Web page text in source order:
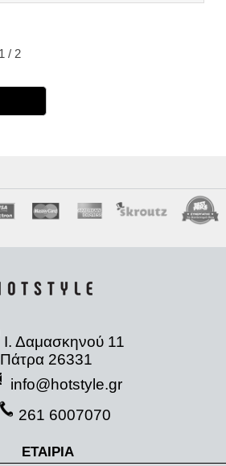
1 / 2
Ι. Δαμασκηνού 11
Πάτρα 26331
info@hotstyle.gr
261 6007070
ΕΤΑΙΡΙΑ